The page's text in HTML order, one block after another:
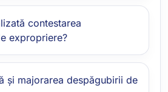
contestarea
expropriere?
și majorarea despăgubirii de